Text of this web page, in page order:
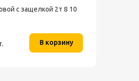
с защелкой 2т 8 10
В корзину